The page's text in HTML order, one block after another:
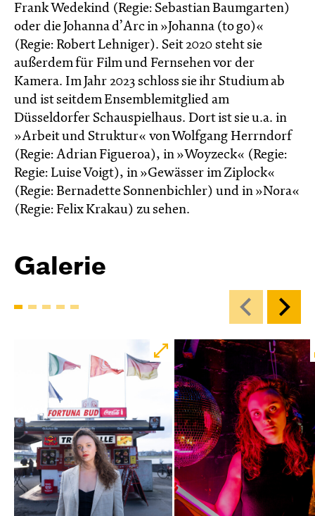
Frank Wedekind (Regie: Sebastian Baumgarten)
oder die Johanna d’Arc in »Johanna (to go)«
(Regie: Robert Lehniger). Seit 2020 steht sie
außerdem für Film und Fernsehen vor der
Kamera. Im Jahr 2023 schloss sie ihr Studium ab
und ist seitdem Ensemblemitglied am
Düsseldorfer Schauspielhaus. Dort ist sie u.a. in
»Arbeit und Struktur« von Wolfgang Herrndorf
(Regie: Adrian Figueroa), in »Woyzeck« (Regie:
Regie: Luise Voigt), in »Gewässer im Ziplock«
(Regie: Bernadette Sonnenbichler) und in »Nora«
(Regie: Felix Krakau) zu sehen.
Galerie